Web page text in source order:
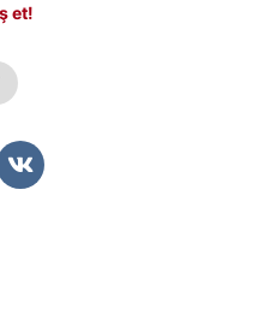
et!